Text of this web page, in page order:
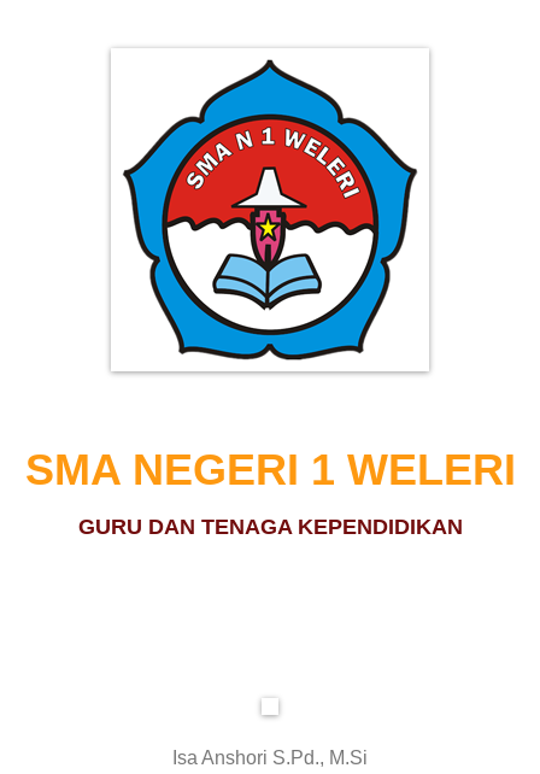
SMA NEGERI 1 WELERI
GURU DAN TENAGA KEPENDIDIKAN
Isa Anshori S.Pd., M.Si